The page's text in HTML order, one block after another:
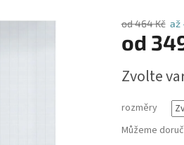
od 464 Kč až
od
cena:
Zvolte
rozměry
Můžeme